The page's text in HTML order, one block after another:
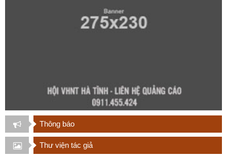
Thông báo
Thư viện tác giả